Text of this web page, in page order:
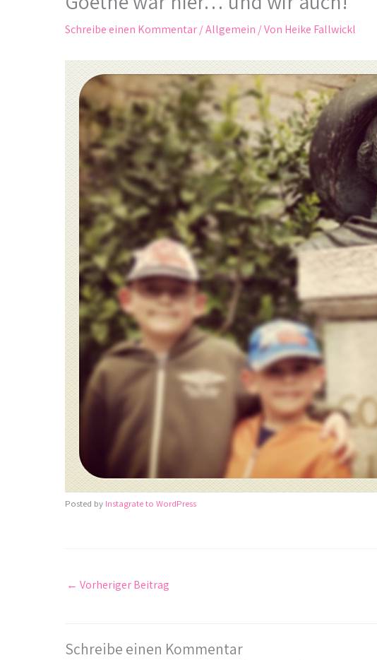
Schreibe einen Kommentar/Allgemein / Von Heike Fallwickl
Posted by Instagrate to WordPress
← Vorheriger Beitrag
Schreibe einen Kommentar